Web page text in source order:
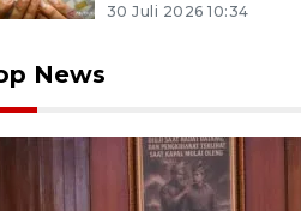
30 Juli 2026 10:34
News